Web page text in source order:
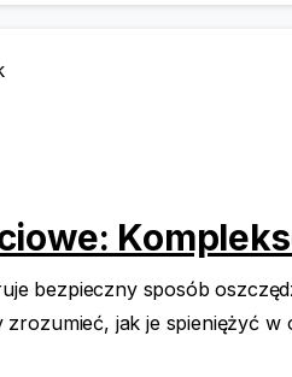
bezpieczny sposób
jak je spieniężyć